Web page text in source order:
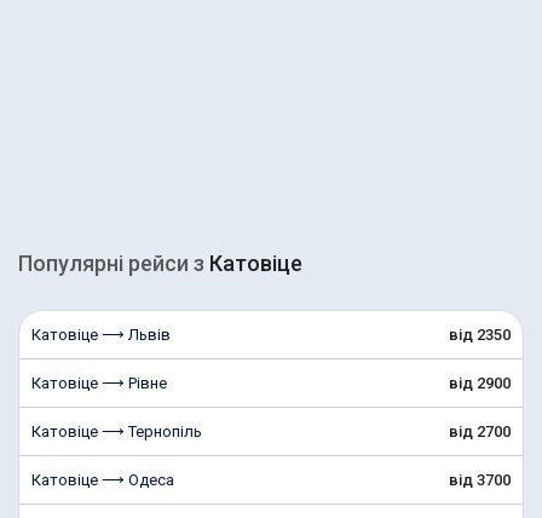
Популярні рейcи з Катовіце
Катовіце ⟶ Львів від 2350
Катовіце ⟶ Рівне від 2900
Катовіце ⟶ Тернопіль від 2700
Катовіце ⟶ Одеса від 3700